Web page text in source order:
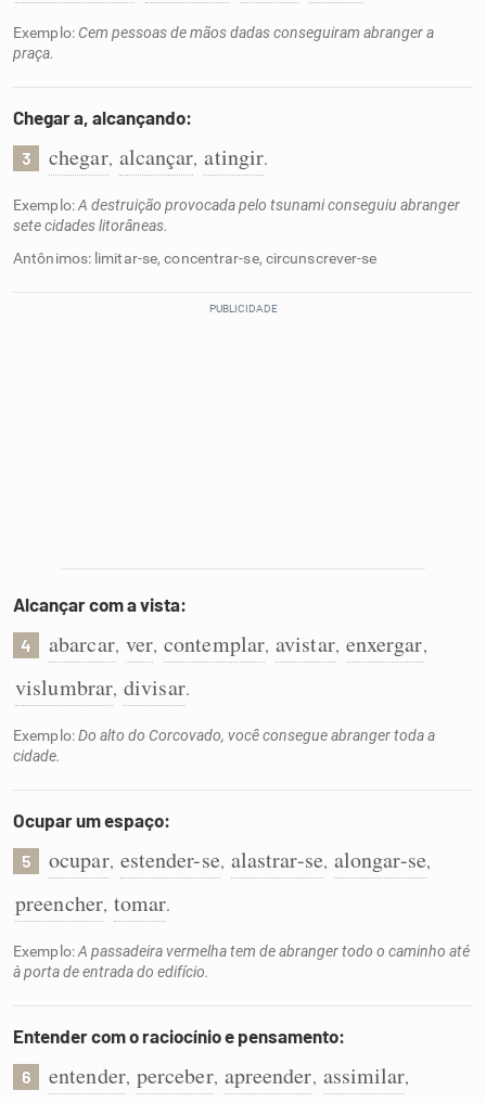
Exemplo: Cem pessoas de mãos dadas conseguiram abranger a
praça.
Chegar a, alcançando:
3 chegar, alcançar, atingir.
Exemplo:A destruição provocada pelo tsunami conseguiu abranger
sete cidades litorâneas.
Antônimos: limitar-se, concentrar-se, circunscrever-se
Alcançar com a vista:
4 abarcar, ver, contemplar, avistar, enxergar,
vislumbrar, divisar.
Exemplo:Do alto do Corcovado, você consegue abranger toda a
cidade.
Ocupar um espaço:
5 ocupar, estender-se, alastrar-se, alongar-se,
preencher, tomar.
Exemplo:A passadeira vermelha tem de abranger todo o caminho até
à porta de entrada do edifício.
Entender com o raciocínio e pensamento:
6 entender, perceber, apreender, assimilar,